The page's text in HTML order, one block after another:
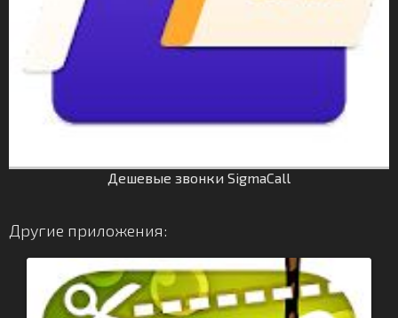
Дешевые звонки SigmaCall
Другие приложения: